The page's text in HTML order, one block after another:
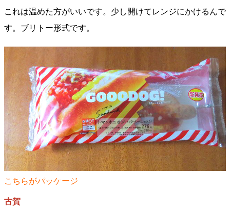
これは温めた方がいいです。少し開けてレンジにかけるんで
す。ブリトー形式です。
こちらがパッケージ
古賀